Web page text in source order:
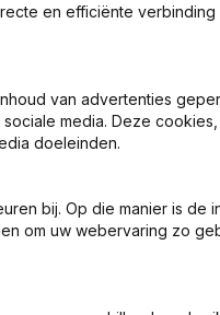
en efficiënte verbinding
van advertenties
media. Deze
doeleinden.
bij. Op die manier is de
om uw webervaring zo